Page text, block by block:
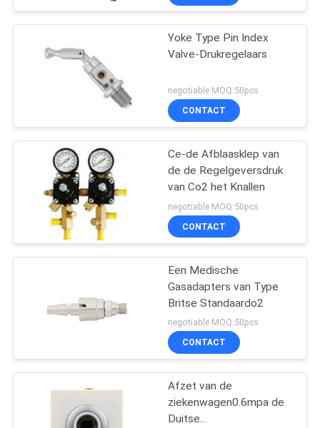
FABRIEKSREIS
KWALITEITSCONTROLE
CONTACTEER
ONS
VERZOEK
CITAAT
SITEMAP
POLICY
Medische
Gasadapters
25
Medische
Gastoebehoren
Gasverzamelleiding
Yoke Type Pin Index
Valve-Drukregelaars
negotiable MOQ:50pcs
CONTACT
Ce-de Afblaasklep van
de de Regelgeversdruk
van Co2 het Knallen
negotiable MOQ:50pcs
CONTACT
Een Medische
Gasadapters van Type
Britse Standaardo2
negotiable MOQ:50pcs
CONTACT
Afzet van de
ziekenwagen0.6mpa de
Duitse